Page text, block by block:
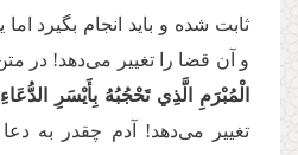
ثابت شده و باید انجام بگیرد
و آن قضا را تغییر مى‌‌دهد! در
الْمُبْرَمِ الَّذِي تَحْجُبُهُ بِأَيْسَرِ
تغییر مى‌‌دهد! آدم چقدر به